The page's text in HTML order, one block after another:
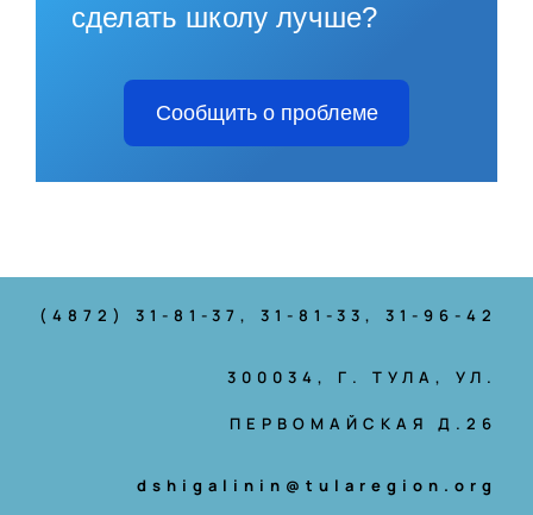
сделать школу лучше?
Сообщить о проблеме
(4872) 31-81-37, 31-81-33, 31-96-42
300034, Г. ТУЛА, УЛ.
ПЕРВОМАЙСКАЯ Д.26
dshigalinin@tularegion.org